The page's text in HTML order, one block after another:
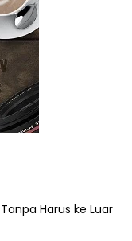
Harus ke Luar